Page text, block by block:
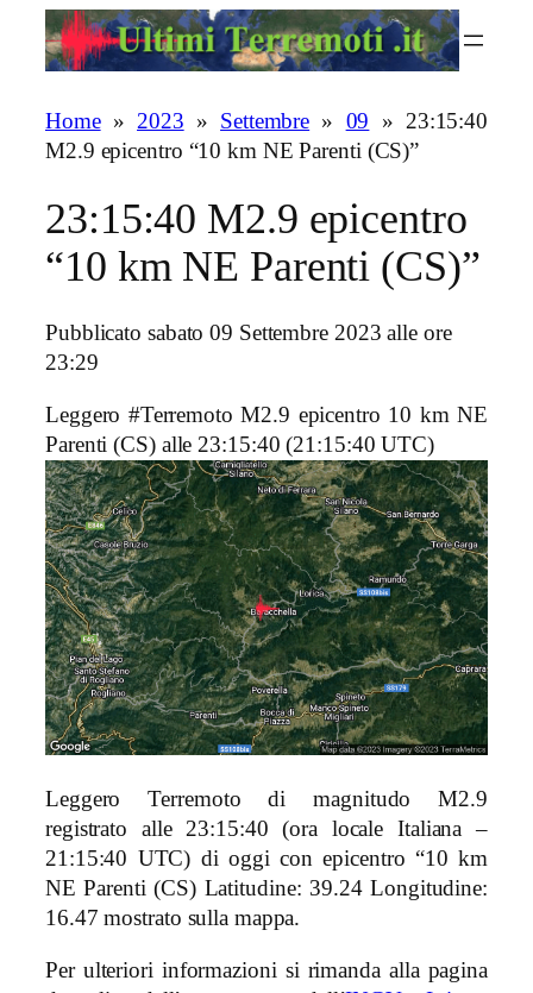
Home»2023 » Settembre » 09 » 23:15:40
M2.9 epicentro “10 km NE Parenti (CS)”
23:15:40 M2.9 epicentro
“10 km NE Parenti (CS)”
Pubblicato sabato 09 Settembre 2023 alle ore
23:29
Leggero #Terremoto M2.9 epicentro 10 km NE
Parenti (CS)alle 23:15:40 (21:15:40 UTC)
Leggero Terremoto di magnitudo M2.9
registrato alle 23:15:40 (ora locale Italiana –
21:15:40 UTC) di oggi con epicentro “10 km
NE Parenti (CS)Latitudine: 39.24 Longitudine:
16.47 mostrato sulla mappa.
Per ulteriori informazioni si rimanda alla pagina